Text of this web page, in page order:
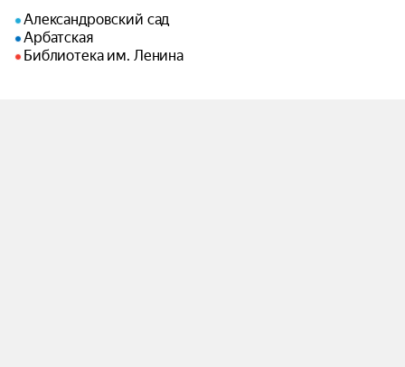
Александровский сад
Арбатская
Библиотека им. Ленина